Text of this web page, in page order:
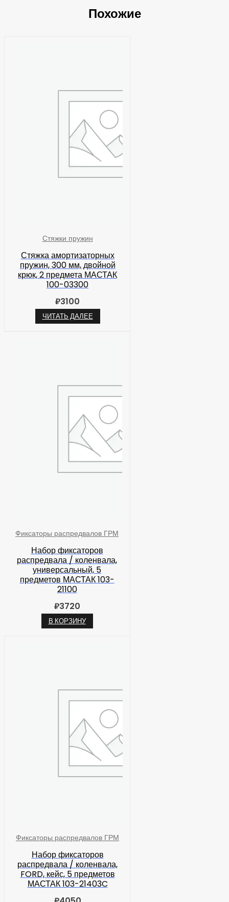
Похожие
Стяжки пружин
Стяжка амортизаторных
пружин, 300 мм, двойной
крюк, 2 предмета МАСТАК
100-03300
₽3100
ЧИТАТЬ ДАЛЕЕ
Фиксаторы распредвалов ГРМ
Набор фиксаторов
распредвала / коленвала,
универсальный, 5
предметов МАСТАК 103-
21100
₽3720
В КОРЗИНУ
Фиксаторы распредвалов ГРМ
Набор фиксаторов
распредвала / коленвала,
FORD, кейс, 5 предметов
МАСТАК 103-21403C